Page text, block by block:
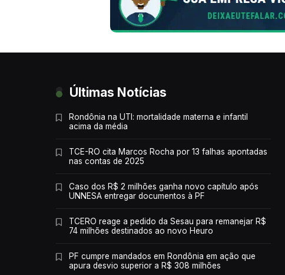
Últimas Notícias
Rondônia na UTI: mortalidade materna e infantil
acima da média
TCE-RO cita Marcos Rocha por 13 falhas apontadas
nas contas de 2025
Caso dos R$ 2 milhões ganha novo capítulo após
UNNESA entregar documentos à PF
TCERO reage a pedido da Sesau para remanejar R$
74 milhões destinados ao novo Heuro
PF cumpre mandados em Rondônia em ação que
apura desvio superior a R$ 308 milhões